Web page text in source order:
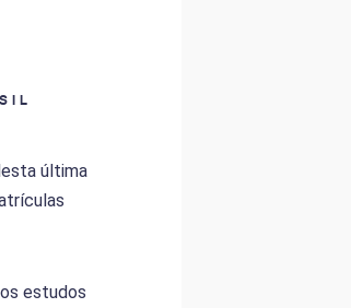
última
estudos